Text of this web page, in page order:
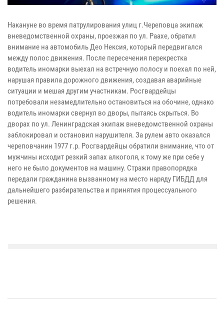
Накануне во время патрулирования улиц г.Череповца экипаж
вневедомственной охраны, проезжая по ул. Раахе, обратил
внимание на автомобиль Део Нексия, который передвигался
между полос движения. После пересечения перекрестка
водитель иномарки выехал на встречную полосу и поехал по ней,
нарушая правила дорожного движения, создавая аварийные
ситуации и мешая другим участникам. Росгвардейцы
потребовали незамедлительно остановиться на обочине, однако
водитель иномарки свернул во дворы, пытаясь скрыться. Во
дворах по ул. Ленинградская экипаж вневедомственной охраны
заблокировал и остановил нарушителя. За рулем авто оказался
череповчанин 1977 г.р. Росгвардейцы обратили внимание, что от
мужчины исходит резкий запах алкоголя, к тому же при себе у
него не было документов на машину. Стражи правопорядка
передали гражданина вызванному на место наряду ГИБДД для
дальнейшего разбирательства и принятия процессуального
решения.